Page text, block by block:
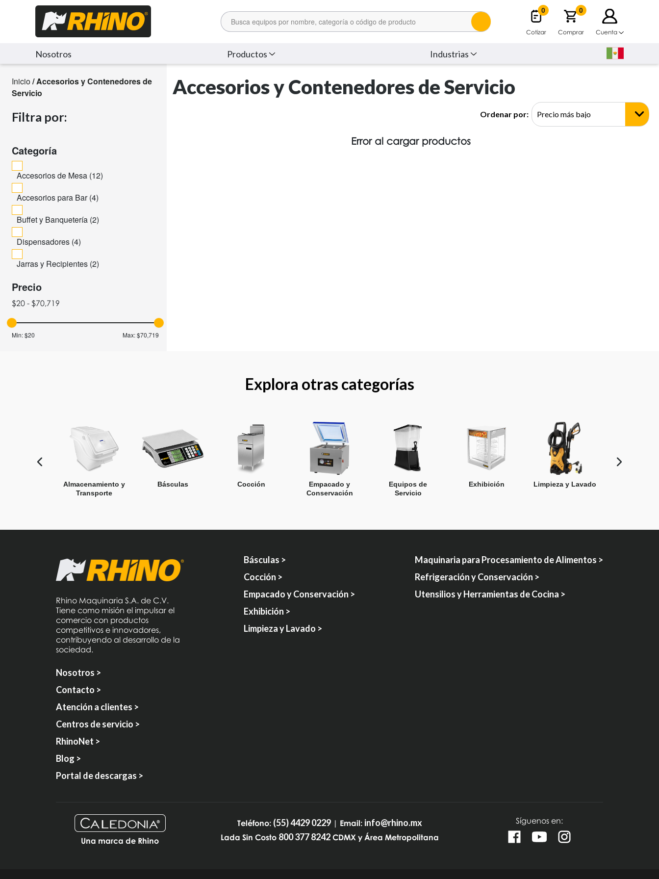
0
Cotizar
0
Comprar Cuenta
Nosotros Productos Industrias
Inicio/ Accesorios y Contenedores de
Servicio
Filtra por:
Categoría
Accesorios de Mesa (12)
Accesorios para Bar (4)
Buffet y Banquetería (2)
Dispensadores (4)
Jarras y Recipientes (2)
Precio
$20 - $70,719
Min:$20 Max:$70,719
Accesorios y Contenedores de Servicio
Ordenar por:
Error al cargar productos
Explora otras categorías
Almacenamiento y
Transporte
Básculas Cocción
Empacado y
Conservación
Equipos de
Servicio
Exhibición Limpieza y Lavado
Rhino Maquinaria S.A. de C.V.
Tiene como misión el impulsar el
comercio con productos
competitivos e innovadores,
contribuyendo al desarrollo de la
sociedad.
Básculas >
Cocción >
Empacado y Conservación >
Exhibición >
Limpieza y Lavado >
Maquinaria para Procesamiento de Alimentos >
Refrigeración y Conservación >
Utensilios y Herramientas de Cocina >
Nosotros >
Contacto >
Atención a clientes >
Centros de servicio >
RhinoNet >
Blog >
Portal de descargas >
Una marca de Rhino
Teléfono: (55) 4429 0229| Email: info@rhino.mx
Lada Sin Costo 800 377 8242CDMX y Área Metropolitana
Síguenos en: